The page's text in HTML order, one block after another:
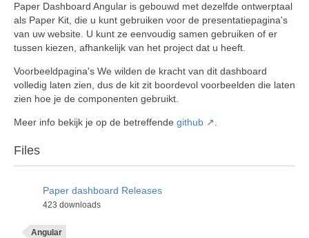
Paper Dashboard Angular is gebouwd met dezelfde ontwerptaal
als Paper Kit, die u kunt gebruiken voor de presentatiepagina's
van uw website. U kunt ze eenvoudig samen gebruiken of er
tussen kiezen, afhankelijk van het project dat u heeft.
Voorbeeldpagina's We wilden de kracht van dit dashboard
volledig laten zien, dus de kit zit boordevol voorbeelden die laten
zien hoe je de componenten gebruikt.
Meer info bekijk je op de betreffende github
Files
Paper dashboard Releases
423 downloads
Angular